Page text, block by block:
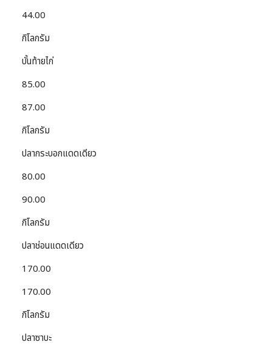
44.00
กิโลกรัม
บั้นท้ายไก่
85.00
87.00
กิโลกรัม
ปลากระบอกแดดเดียว
80.00
90.00
กิโลกรัม
ปลาช่อนแดดเดียว
170.00
170.00
กิโลกรัม
ปลาซาบะ